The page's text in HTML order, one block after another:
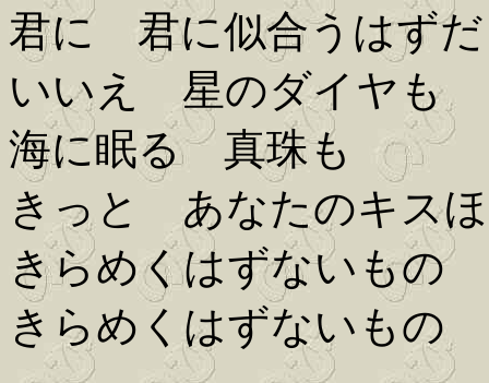
君に 君に似合うはずだ
いいえ 星のダイヤも
海に眠る 真珠も
きっと あなたのキス
きらめくはずないもの
きらめくはずないもの